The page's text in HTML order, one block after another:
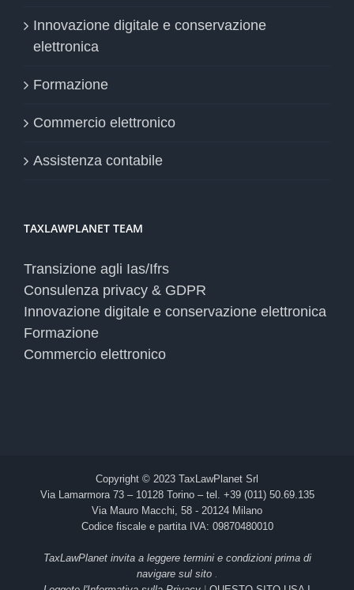
Innovazione digitale e conservazione
elettronica
Formazione
Commercio elettronico
Assistenza contabile
TAXLAWPLANET TEAM
Transizione agli Ias/Ifrs
Consulenza privacy & GDPR
Innovazione digitale e conservazione elettronica
Formazione
Commercio elettronico
Copyright © 2023 TaxLawPlanet Srl
Via Lamarmora 73 – 10128 Torino – tel. +39 (011) 50.69.135
Via Mauro Macchi, 58 - 20124 Milano
Codice fiscale e partita IVA: 09870480010
TaxLawPlanet invita a leggere termini e condizioni prima di
navigare sul sito